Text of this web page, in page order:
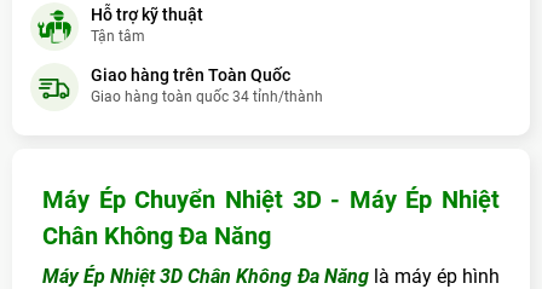
Hùynh Văn Thiện Thanh
Sơn Lâm Tú- (09xxxx2140) đã mua
Bùi Quang Túy - (09xxxx8688) đã mua 7 giờ trước (16:43:36)
Hứa Tuấn- (09xxxx6315) đã mua
Hỗ trợ kỹ thuật
Tận tâm
Giao hàng trên Toàn Quốc
Giao hàng toàn quốc 34 tỉnh/thành
Máy Ép Chuyển Nhiệt 3D - Máy Ép Nhiệt
Chân Không Đa Năng
Máy Ép Nhiệt 3D Chân Không Đa Năng là máy ép hình